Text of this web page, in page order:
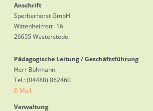
Anschrift
Sperberhorst GmbH
Wittenheimstr. 16
26655 Westerstede
Pädagogische Leitung / Geschäftsführung
Herr Böhmann
Tel.: (04488) 862460
E-Mail
Verwaltung